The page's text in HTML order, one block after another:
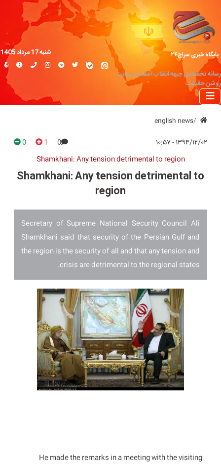
پایگاه خبری سراج۲۴
رسانه تخصصی جبهه انقلاب اسلامی؛ روایت
روشن حقیقت
شنبه 17 مرداد 1405
english news
۱۳۹۴/۱۲/۰۲ - ۱۰:۵۷ 0
1
0
Shamkhani: Any tension detrimental to region
Shamkhani: Any tension detrimental to
region
Secretary of Supreme National Security Council Ali
Shamkhani said that security of the Persian Gulf and
the region is the security of all and that any tension and
crisis are detrimental to the regional states.
He made the remarks in a meeting with the visiting